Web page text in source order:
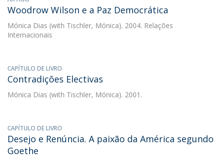
Woodrow Wilson e a Paz Democrática
Mónica Dias (with Tischler, Mónica). 2004. Relações
Internacionais
CAPÍTULO DE LIVRO
Contradições Electivas
Mónica Dias (with Tischler, Mónica). 2001.
CAPÍTULO DE LIVRO
Desejo e Renúncia. A paixão da América segundo
Goethe